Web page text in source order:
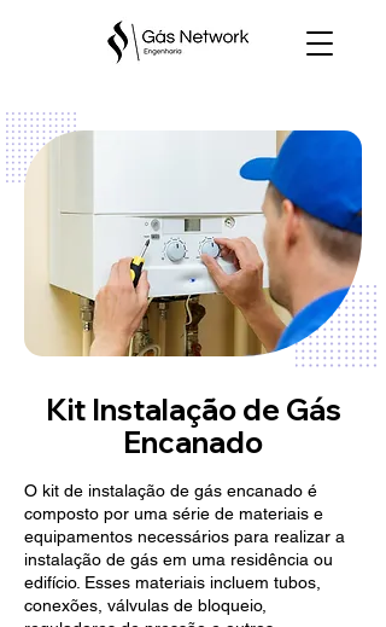
Kit Instalação de Gás
Encanado
O kit de instalação de gás encanado é
composto por uma série de materiais e
equipamentos necessários para realizar a
instalação de gás em uma residência ou
edifício. Esses materiais incluem tubos,
conexões, válvulas de bloqueio,